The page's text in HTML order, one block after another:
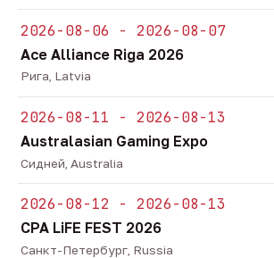
2026-08-06 - 2026-08-07
Ace Alliance Riga 2026
Рига, Latvia
2026-08-11 - 2026-08-13
Australasian Gaming Expo
Сидней, Australia
2026-08-12 - 2026-08-13
CPA LiFE FEST 2026
Санкт-Петербург, Russia